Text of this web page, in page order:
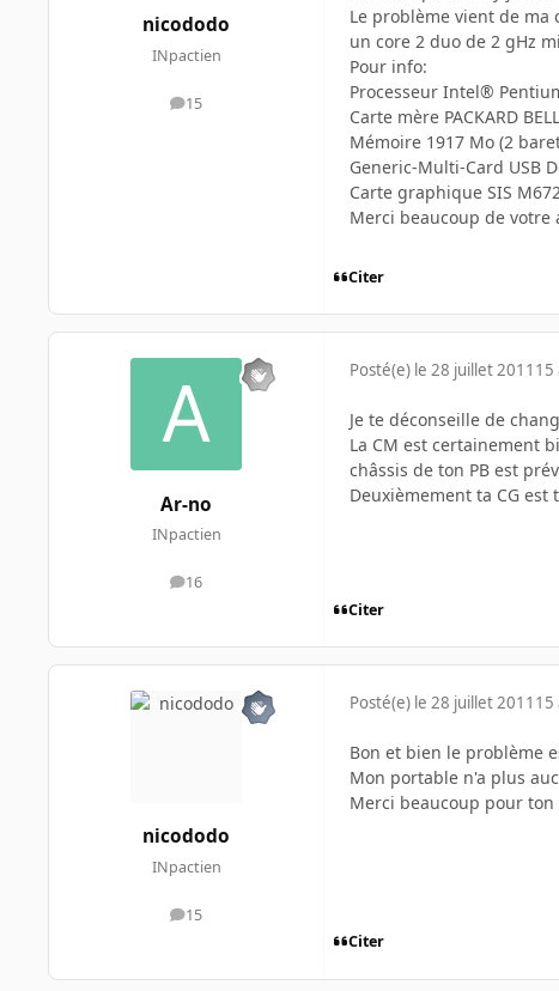
nicododo
INpactien
15
messages
Le problème vient de ma
un core 2 duo de 2 gHz
Pour info:
Processeur Intel®
Carte mère PACKARD
Mémoire 1917 Mo (2
Generic-Multi-Card USB
Carte graphique SIS
Merci beaucoup de votre
Citer
Ar-no
INpactien
16
messages
Posté(e) le 28 juillet 2011 15
Je te déconseille de
La CM est certainement
châssis de ton PB est
Deuxièmement ta CG
Citer
nicododo
INpactien
15
messages
Posté(e) le 28 juillet 2011 15
Bon et bien le problème
Mon portable n'a plus
Merci beaucoup pour ton
Citer